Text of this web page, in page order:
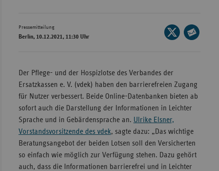
Hessen
Pressemitteilung
Berlin, 10.12.2021, 11:30 Uhr
Seite
auf
teilen
Der Pflege- und der Hospizlotse des Verbandes der
Ersatzkassen e. V. (vdek) haben den barrierefreien Zugang
für Nutzer verbessert. Beide Online-Datenbanken bieten ab
sofort auch die Darstellung der Informationen in Leichter
Sprache und in Gebärdensprache an. Ulrike Elsner,
Vorstandsvorsitzende des vdek, sagte dazu: „Das wichtige
Beratungsangebot der beiden Lotsen soll den Versicherten
so einfach wie möglich zur Verfügung stehen. Dazu gehört
auch, dass die Informationen barrierefrei und in Leichter